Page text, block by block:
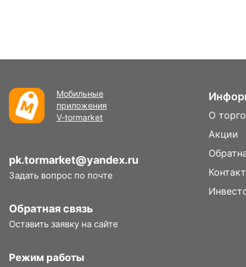
Мобильные
приложения
V-tormarket
pk.tormarket@yandex.ru
Задать вопрос по почте
Обратная связь
Оставить заявку на сайте
Режим работы
О
Акции